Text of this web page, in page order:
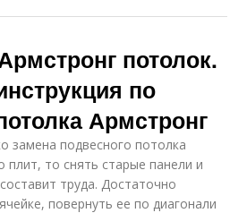
потолок.
по
Армстронг
замена подвесного потолка
плит, то снять старые панели и
труда. Достаточно
повернуть ее по диагонали